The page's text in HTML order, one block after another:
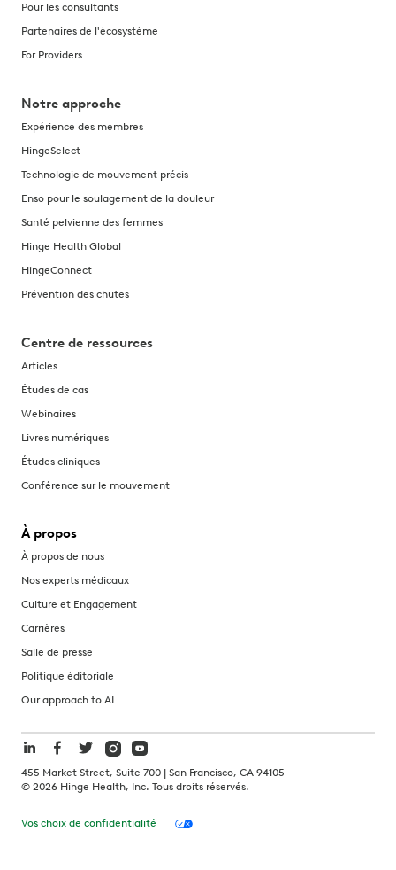
Pour les consultants
Partenaires de l'écosystème
For Providers
Notre approche
Expérience des membres
HingeSelect
Technologie de mouvement précis
Enso pour le soulagement de la douleur
Santé pelvienne des femmes
Hinge Health Global
HingeConnect
Prévention des chutes
Centre de ressources
Articles
Études de cas
Webinaires
Livres numériques
Études cliniques
Conférence sur le mouvement
À propos
À propos de nous
Nos experts médicaux
Culture et Engagement
Carrières
Salle de presse
Politique éditoriale
Our approach to AI
455 Market Street, Suite 700 | San Francisco, CA 94105
© 2026 Hinge Health, Inc. Tous droits réservés.
Vos choix de confidentialité